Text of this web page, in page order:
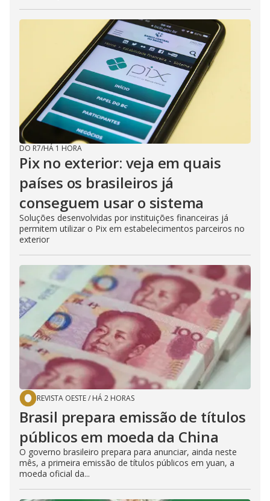
DO R7/HÁ 1 HORA
Pix no exterior: veja em quais
países os brasileiros já
conseguem usar o sistema
Soluções desenvolvidas por instituições financeiras já
permitem utilizar o Pix em estabelecimentos parceiros no
exterior
REVISTA OESTE/ HÁ 2 HORAS
Brasil prepara emissão de títulos
públicos em moeda da China
O governo brasileiro prepara para anunciar, ainda neste
mês, a primeira emissão de títulos públicos em yuan, a
moeda oficial da...